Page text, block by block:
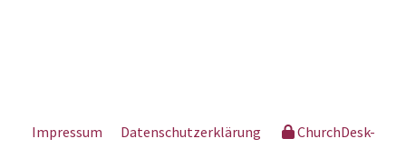
Impressum Datenschutzerklärung
ChurchDesk-